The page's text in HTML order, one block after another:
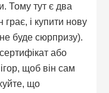
Тому тут є два
і купити нову
буде сюрпризу).
або
щоб він сам
що